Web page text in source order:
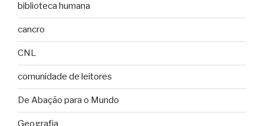
biblioteca humana
cancro
CNL
comunidade de leitores
De Abação para o Mundo
Geografia